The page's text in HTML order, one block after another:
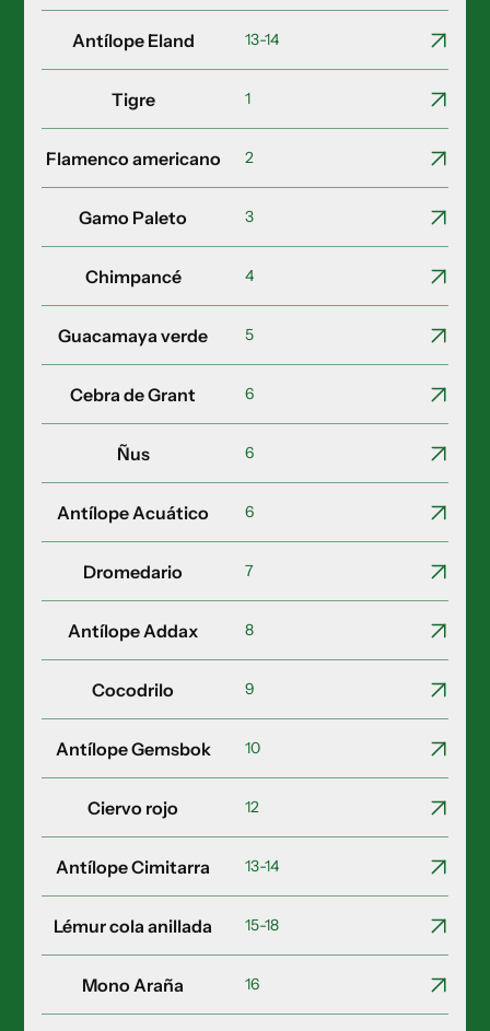
Antílope Eland 13-14
Tigre 1
Flamenco americano 2
Gamo Paleto 3
Chimpancé 4
Guacamaya verde 5
Cebra de Grant 6
Ñus 6
Antílope Acuático 6
Dromedario 7
Antílope Addax 8
Cocodrilo 9
Antílope Gemsbok 10
Ciervo rojo 12
Antílope Cimitarra 13-14
Lémur cola anillada 15-18
Mono Araña 16